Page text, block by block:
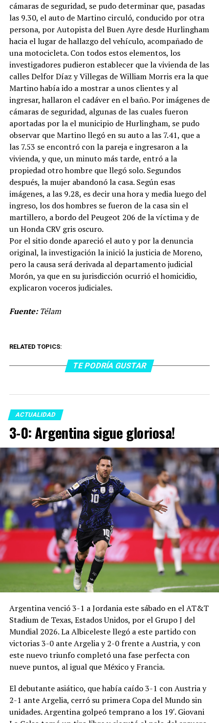
cámaras de seguridad, se pudo determinar que, pasadas
las 9.30, el auto de Martino circuló, conducido por otra
persona, por Autopista del Buen Ayre desde Hurlingham
hacia el lugar de hallazgo del vehículo, acompañado de
una motocicleta. Con todos estos elementos, los
investigadores pudieron establecer que la vivienda de las
calles Delfor Díaz y Villegas de William Morris era la que
Martino había ido a mostrar a unos clientes y al
ingresar, hallaron el cadáver en el baño. Por imágenes de
cámaras de seguridad, algunas de las cuales fueron
aportadas por la el municipio de Hurlingham, se pudo
observar que Martino llegó en su auto a las 7.41, que a
las 7.53 se encontró con la pareja e ingresaron a la
vivienda, y que, un minuto más tarde, entró a la
propiedad otro hombre que llegó solo. Segundos
después, la mujer abandonó la casa. Según esas
imágenes, a las 9.28, es decir una hora y media luego del
ingreso, los dos hombres se fueron de la casa sin el
martillero, a bordo del Peugeot 206 de la víctima y de
un Honda CRV gris oscuro.
Por el sitio donde apareció el auto y por la denuncia
original, la investigación la inició la justicia de Moreno,
pero la causa será derivada al departamento judicial
Morón, ya que en su jurisdicción ocurrió el homicidio,
explicaron voceros judiciales.
Fuente:Télam
RELATED TOPICS:
TE PODRÍA GUSTAR
ACTUALIDAD
3-0: Argentina sigue gloriosa!
Argentina venció 3-1 a Jordania este sábado en el AT&T
Stadium de Texas, Estados Unidos, por el Grupo J del
Mundial 2026. La Albiceleste llegó a este partido con
victorias 3-0 ante Argelia y 2-0 frente a Austria, y con
este nuevo triunfo completó una fase perfecta con
nueve puntos, al igual que México y Francia.
El debutante asiático, que había caído 3-1 con Austria y
2-1 ante Argelia, cerró su primera Copa del Mundo sin
unidades. Argentina golpeó temprano a los 19′. Giovani